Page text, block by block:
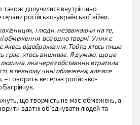
також долучилися внутрішньо
російсько-української війни.
і люди, незважаючи на те,
обмеження, все одно творчі. У них є
якесь відображення. Тобто, хтось пише
грає, хтось вишиває. Я думаю, що це
яка через обставини втратила
в певному чині обмежена, але все
, – говорить ветеран російсько-
Багрійчук.
що творчість не має обмежень, а
здатні об’єднувати людей та